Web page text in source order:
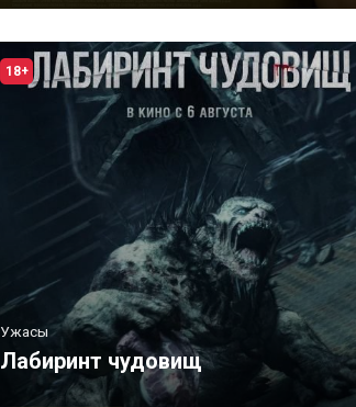
18+
Ужасы
Лабиринт чудовищ